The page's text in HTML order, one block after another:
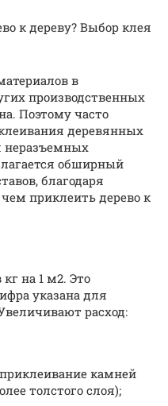
к дереву? Выбор клея
в
производственных
Поэтому часто
деревянных
неразъемных
обширный
благодаря
приклеить дерево к
на 1 м2. Это
указана для
расход:
камней
толстого слоя);